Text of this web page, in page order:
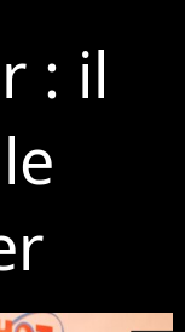
: il